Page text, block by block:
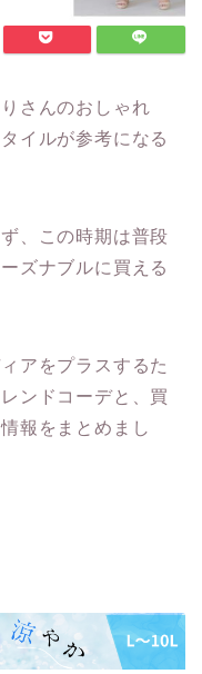
さんのおしゃれ
イルが参考になる
、この時期は普段
ズナブルに買える
アをプラスするた
ンドコーデと、買
報をまとめまし